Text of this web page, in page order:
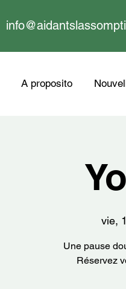
A proposito
vie,
Une pause
Réservez